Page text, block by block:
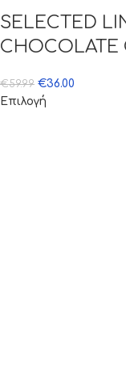
SELECTED
CHOCOLATE
€59.99 €36.00
Επιλογή